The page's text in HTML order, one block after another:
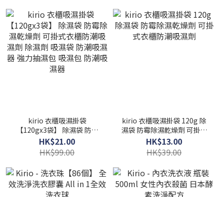
kirio 衣櫃吸濕掛袋
【120gx3袋】 除濕袋 防霉
除濕乾燥劑 可掛式衣櫃防潮
吸濕劑 除濕劑 吸濕袋 防潮吸
濕器 強力抽濕包 吸濕包 防潮
吸濕器
HK$21.00
HK$99.00
kirio 衣櫃吸濕掛袋 120g 除
濕袋 防霉除濕乾燥劑 可掛式
衣櫃防潮吸濕劑
HK$13.00
HK$39.00